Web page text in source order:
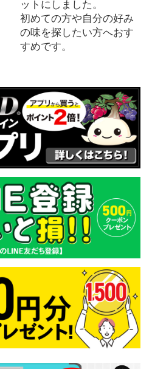
ットにしました。
初めての方や自分の好み
の味を探したい方へおす
すめです。